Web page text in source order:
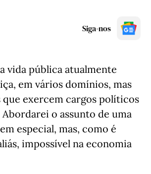
Siga-nos
vida pública atualmente
em vários domínios, mas
que exercem cargos políticos
o assunto de uma
especial, mas, como é
impossível na economia